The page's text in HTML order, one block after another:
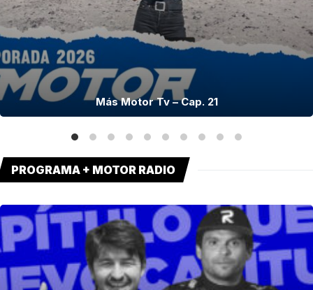
Más Motor Tv – Cap. 21
PROGRAMA + MOTOR RADIO